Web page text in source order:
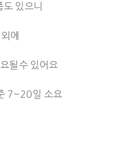
도 있으니
에
될수 있어요
7~20일 소요